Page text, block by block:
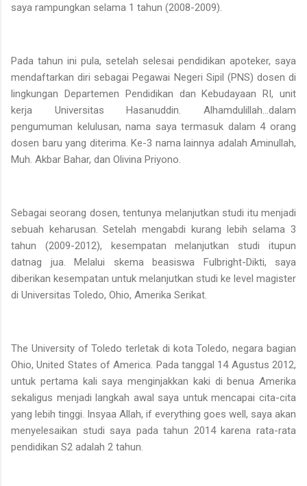
saya rampungkan selama 1 tahun (2008-2009).
Pada tahun ini pula, setelah selesai pendidikan apoteker, saya
mendaftarkan diri sebagai Pegawai Negeri Sipil (PNS) dosen di
lingkungan Departemen Pendidikan dan Kebudayaan RI, unit
kerja Universitas Hasanuddin. Alhamdulillah...dalam
pengumuman kelulusan, nama saya termasuk dalam 4 orang
dosen baru yang diterima. Ke-3 nama lainnya adalah Aminullah,
Muh. Akbar Bahar, dan Olivina Priyono.
Sebagai seorang dosen, tentunya melanjutkan studi itu menjadi
sebuah keharusan. Setelah mengabdi kurang lebih selama 3
tahun (2009-2012), kesempatan melanjutkan studi itupun
datnag jua. Melalui skema beasiswa Fulbright-Dikti, saya
diberikan kesempatan untuk melanjutkan studi ke level magister
di Universitas Toledo, Ohio, Amerika Serikat.
The University of Toledo terletak di kota Toledo, negara bagian
Ohio, United States of America. Pada tanggal 14 Agustus 2012,
untuk pertama kali saya menginjakkan kaki di benua Amerika
sekaligus menjadi langkah awal saya untuk mencapai cita-cita
yang lebih tinggi. Insyaa Allah, if everything goes well, saya akan
menyelesaikan studi saya pada tahun 2014 karena rata-rata
pendidikan S2 adalah 2 tahun.